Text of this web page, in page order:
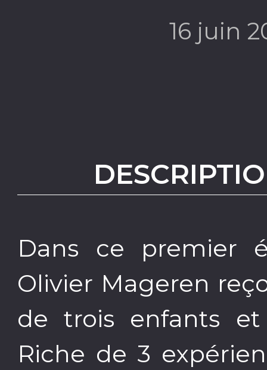
16 juin
Dans ce premier
Olivier Mageren
de trois enfants et
Riche de 3